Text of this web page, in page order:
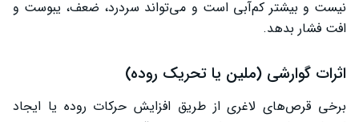
نیست و بیشتر کم‌آبی است و می‌تواند سردرد، ضعف، یبوست و
افت فشار بدهد.
اثرات گوارشی (ملین یا تحریک روده)
برخی قرص‌های لاغری از طریق افزایش حرکات روده یا ایجاد